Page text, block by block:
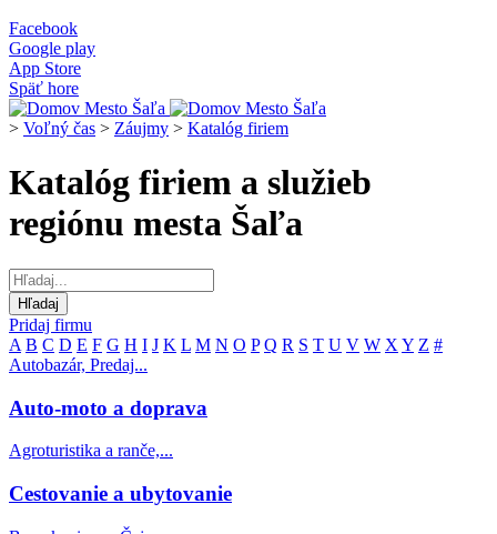
Facebook
Google play
App Store
Späť hore
> Voľný čas > Záujmy > Katalóg firiem
Katalóg firiem a služieb
regiónu mesta Šaľa
Pridaj firmu
A B C D E F G H I J K L M N O P Q R S T U V W X Y Z #
Autobazár, Predaj...
Auto-moto a doprava
Agroturistika a ranče,...
Cestovanie a ubytovanie